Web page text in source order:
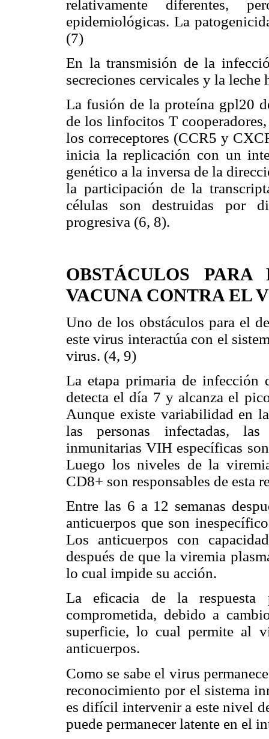
relativamente diferentes,
epidemiológicas. La
(7)
En la transmisión de la
secreciones cervicales y la leche
La fusión de la proteína gpl20
de los linfocitos T
los correceptores (CCR5 y
inicia la replicación con un
genético a la inversa de la
la participación de la
células son destruidas por
progresiva (6, 8).
OBSTÁCULOS
VACUNA CONTRA EL
Uno de los obstáculos para el
este virus interactúa con el
virus. (4, 9)
La etapa primaria de infección
detecta el día 7 y alcanza el
Aunque existe variabilidad en
las personas infectadas,
inmunitarias VIH específicas
Luego los niveles de la
CD8+ son responsables de esta
Entre las 6 a 12 semanas
anticuerpos que son
Los anticuerpos con
después de que la viremia
lo cual impide su acción.
La eficacia de la respuesta
comprometida, debido a
superficie, lo cual permite al
anticuerpos.
Como se sabe el virus
reconocimiento por el sistema
es difícil intervenir a este nivel
puede permanecer latente en el